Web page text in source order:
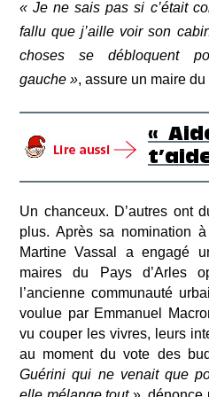
« Je ne sais pas si c’était
fallu que j’aille voir son
choses se débloquent
gauche », assure un maire du
«
Un chanceux. D’autres ont
plus. Après sa nomination
Martine Vassal aengagé
maires du Pays d’Arles
l’ancienne communauté
voulue par Emmanuel
vu couper les vivres, leurs
au moment du vote des
Guérini qui ne venait que